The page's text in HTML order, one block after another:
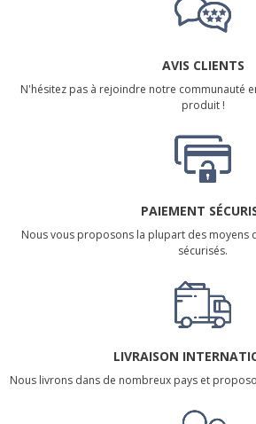
AVIS CLIENTS
N'hésitez pas à rejoindre notre communauté
produit !
PAIEMENT
Nous vous proposons la plupart des moyens
sécurisés.
LIVRAISON
Nous livrons dans de nombreux pays et